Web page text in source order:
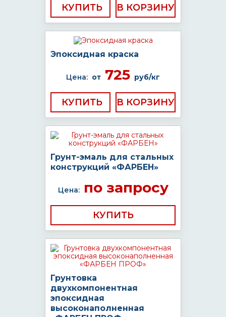
КУПИТЬ
Эпоксидная краска
Цена: от 725 руб/кг
КУПИТЬ
Грунт-эмаль для стальных
конструкций «ФАРБЕН»
Цена:по запросу
КУПИТЬ
Грунтовка
двухкомпонентная
эпоксидная
высоконаполненная